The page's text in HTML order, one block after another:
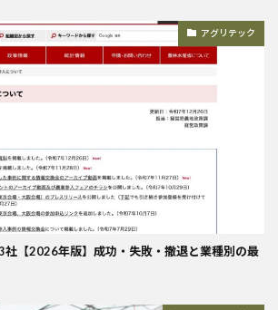
アグリテック
社【2026年版】成功・失敗・撤退と業種別の最